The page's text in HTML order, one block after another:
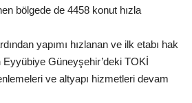
bölgede de 4458 konut hızla
yapımı hızlanan ve ilk etabı hak
Güneyşehir’deki TOKİ
ve altyapı hizmetleri devam